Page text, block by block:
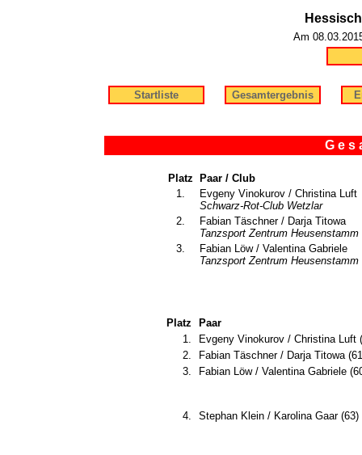
Am
Startliste Gesamtergebnis
G e s
Platz
Paar / Club
1.
Evgeny Vinokurov / Christina Luft
Schwarz-Rot-Club Wetzlar
2.
Fabian Täschner / Darja Titowa
Tanzsport Zentrum Heusenstamm
3.
Fabian Löw / Valentina Gabriele
Tanzsport Zentrum Heusenstamm
Platz
Paar
1.
Evgeny Vinokurov / Christina Luft
2.
Fabian Täschner / Darja Titowa
3.
Fabian Löw / Valentina Gabriele
4. Stephan Klein / Karolina Gaar (63)